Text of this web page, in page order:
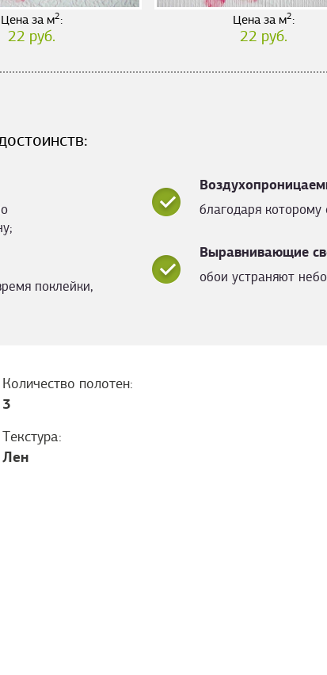
Цена за м2:
22 руб.
Цена за м2:
22 руб.
благодаря
Выравнивающие
обои устраняют
поклейки,
Количество полотен:
3
Текстура:
Лен